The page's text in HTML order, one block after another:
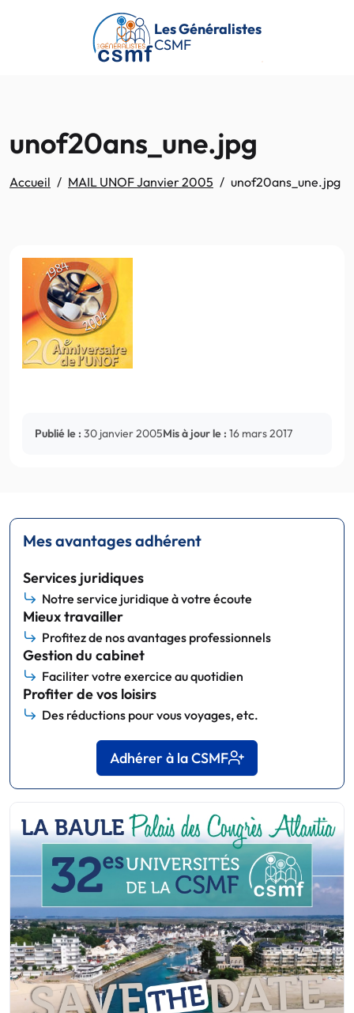
Passer au contenu principal
Les Généralistes
CSMF
unof20ans_une.jpg
Accueil MAIL UNOF Janvier 2005 unof20ans_une.jpg
Publié le : 30 janvier 2005Mis à jour le : 16 mars 2017
Mes avantages adhérent
Services juridiques
Notre service juridique à votre écoute
Mieux travailler
Profitez de nos avantages professionnels
Gestion du cabinet
Faciliter votre exercice au quotidien
Profiter de vos loisirs
Des réductions pour vous voyages, etc.
Adhérer à la CSMF